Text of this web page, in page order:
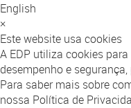
English
×
Este website usa cookies
A EDP utiliza cookies
desempenho e
Para saber mais sobre
nossa Política de